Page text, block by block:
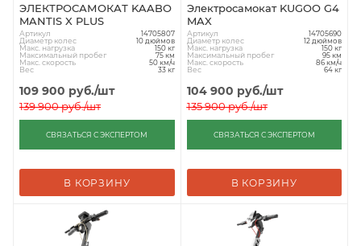
ЭЛЕКТРОСАМОКАТ KAABO
MANTIS X PLUS
Артикул 14705807
Диаметр колес 10 дюймов
Макс. нагрузка 150 кг
Максимальный пробег 75 км
Макс. скорость 50 км/ч
Вес 33 кг
109 900 руб./шт
139 900руб./шт
СВЯЗАТЬСЯ С ЭКСПЕРТОМ
В КОРЗИНУ
Электросамокат KUGOO G4
MAX
Артикул 14705690
Диаметр колес 12 дюймов
Макс. нагрузка 150 кг
Максимальный пробег 95 км
Макс. скорость 86 км/ч
Вес 64 кг
104 900 руб./шт
135 900руб./шт
СВЯЗАТЬСЯ С ЭКСПЕРТОМ
В КОРЗИНУ